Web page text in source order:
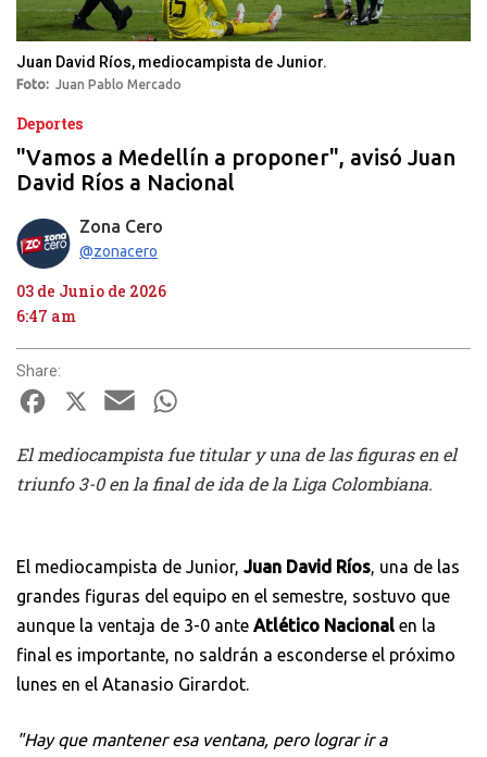
Juan David Ríos, mediocampista de Junior.
Foto Juan Pablo Mercado
Deportes
"Vamos a Medellín a proponer", avisó Juan
David Ríos a Nacional
Zona Cero
@zonacero
03 de Junio de 2026
6:47 am
Share:
Facebook
X Email
El mediocampista fue titular y una de las figuras en el
triunfo 3-0 en la final de ida de la Liga Colombiana.
El mediocampista de Junior, Juan David Ríos, una de las
grandes figuras del equipo en el semestre, sostuvo que
aunque la ventaja de 3-0 ante Atlético Nacional en la
final es importante, no saldrán a esconderse el próximo
lunes en el Atanasio Girardot.
"Hay que mantener esa ventana, pero lograr ir a